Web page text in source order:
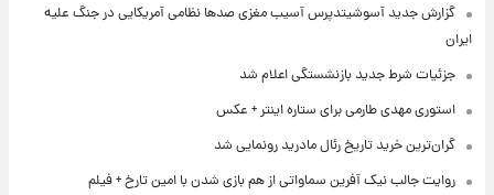
گزارش جدید آسوشیتدپرس آسیب مغزی صدها نظامی آمریکایی در جنگ علیه
ایران
جزئیات شرط جدید بازنشستگی اعلام شد
استوری مهدی طارمی برای ستاره اینتر + عکس
گران‌ترین خرید تاریخ رئال مادرید رونمایی شد
روایت جالب نیک آفرین سماواتی از هم بازی شدن با امین تارخ + فیلم